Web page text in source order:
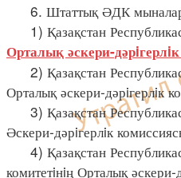
6. Штаттық ӘДК мыналар
1) Қазақстан
Орталық әскери-
2) Қазақстан
Орталық әскери-дәрiгерлiк
3) Қазақстан
Әскери-дәрiгерлiк
4) Қазақстан
комитетiнiң Орталық